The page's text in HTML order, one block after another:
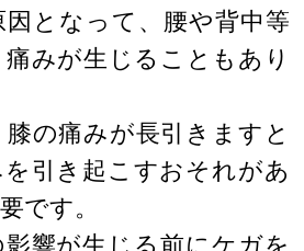
となって、腰や背中等
みが生じることもあり
の痛みが長引きますと
引き起こすおそれがあ
です。
響が生じる前にケガを